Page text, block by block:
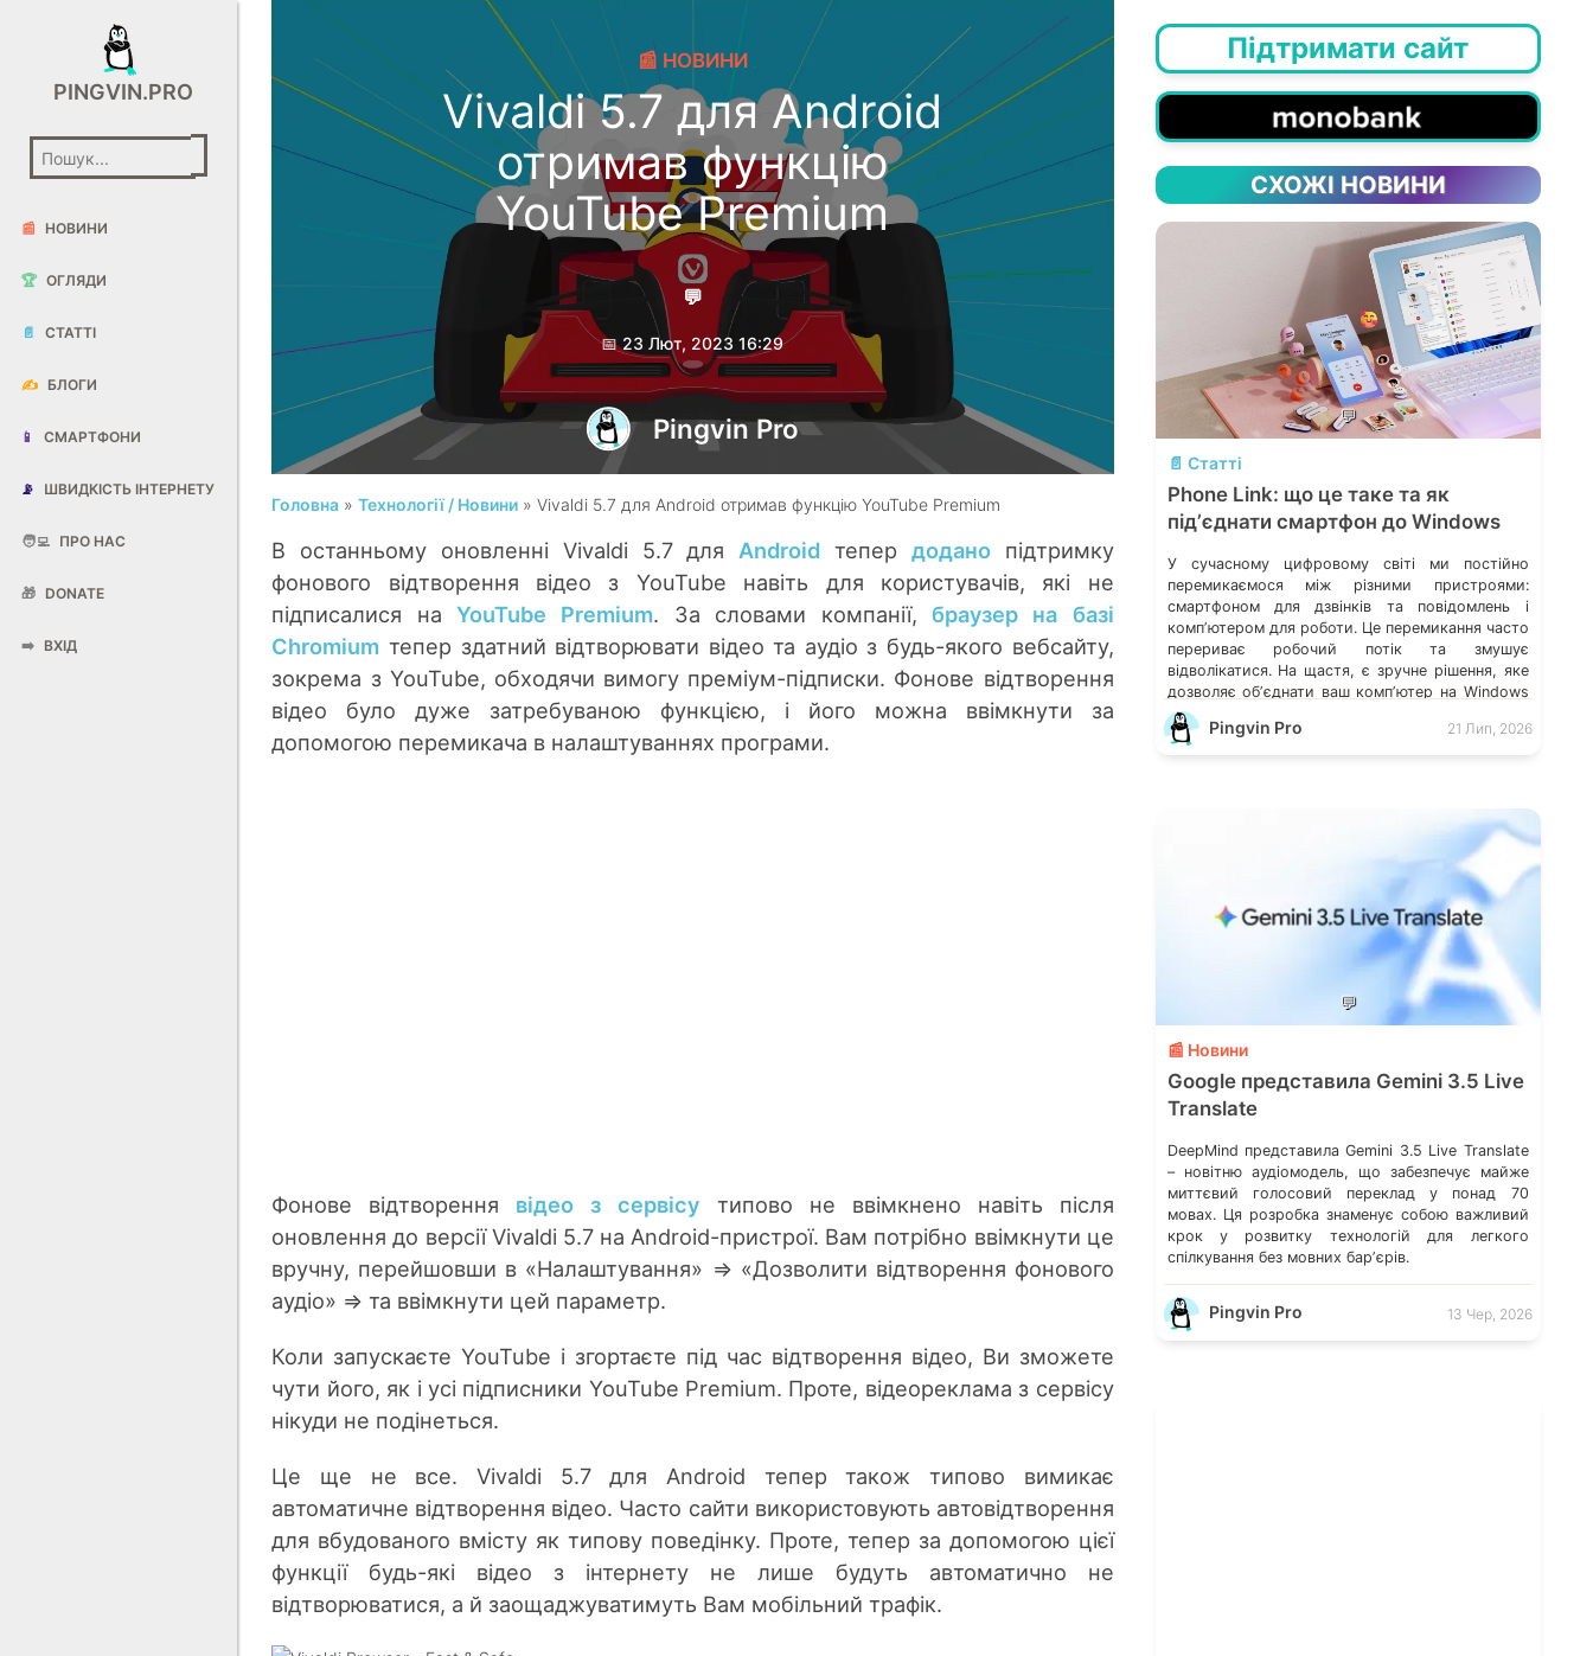
PINGVIN.PRO
📰 НОВИНИ
🏆 ОГЛЯДИ
📄 СТАТТІ
✍️ БЛОГИ
📱 СМАРТФОНИ
📡 ШВИДКІСТЬ ІНТЕРНЕТУ
🧑‍💻 ПРО НАС
🎁 DONATE
➡️ ВХІД
📰 НОВИНИ
Vivaldi 5.7 для Android
отримав функцію
YouTube Premium
💬
📅 23 Лют, 2023 16:29
Pingvin Pro
Головна »Технології / Новини » Vivaldi 5.7 для Android отримав функцію YouTube Premium
В останньому оновленні Vivaldi 5.7 для Android тепер доданопідтримку
фонового відтворення відео з YouTube навіть для користувачів, які не
підписалися наYouTube Premium. За словами компанії, браузер на базі
Chromium тепер здатний відтворювати відео та аудіо з будь-якого вебсайту,
зокрема з YouTube, обходячи вимогу преміум-підписки. Фонове відтворення
відео було дуже затребуваною функцією, і його можна ввімкнути за
допомогою перемикача в налаштуваннях програми.
Фонове відтворення відео з сервісу типово не ввімкнено навіть після
оновлення до версії Vivaldi 5.7 на Android-пристрої. Вам потрібно ввімкнути це
вручну, перейшовши в «Налаштування» => «Дозволити відтворення фонового
аудіо» => та ввімкнути цей параметр.
Коли запускаєте YouTube і згортаєте під час відтворення відео, Ви зможете
чути його, як і усі підписники YouTube Premium. Проте, відеореклама з сервісу
нікуди не подінеться.
Це ще не все. Vivaldi 5.7 для Android тепер також типово вимикає
автоматичне відтворення відео. Часто сайти використовують автовідтворення
для вбудованого вмісту як типову поведінку. Проте, тепер за допомогою цієї
функції будь-які відео з інтернету не лише будуть автоматично не
відтворюватися, а й заощаджуватимуть Вам мобільний трафік.
Підтримати сайт
СХОЖІ НОВИНИ
💬
📄 Статті
Phone Link: що це таке та як
підʼєднати смартфон до Windows
У сучасному цифровому світі ми постійно
перемикаємося між різними пристроями:
смартфоном для дзвінків та повідомлень і
компʼютером для роботи. Це перемикання часто
перериває робочий потік та змушує
відволікатися. На щастя, є зручне рішення, яке
дозволяє обʼєднати ваш компʼютер на Windows
із мобільним пристроєм, чи то Android, чи iOS.
Йдеться про застосунок Звʼязок зі смартфоном
Pingvin Pro 21 Лип, 2026
💬
📰 Новини
Google представила Gemini 3.5 Live
Translate
DeepMind представила Gemini 3.5 Live Translate
– новітню аудіомодель, що забезпечує майже
миттєвий голосовий переклад у понад 70
мовах. Ця розробка знаменує собою важливий
крок у розвитку технологій для легкого
спілкування без мовних барʼєрів.
Pingvin Pro 13 Чер, 2026